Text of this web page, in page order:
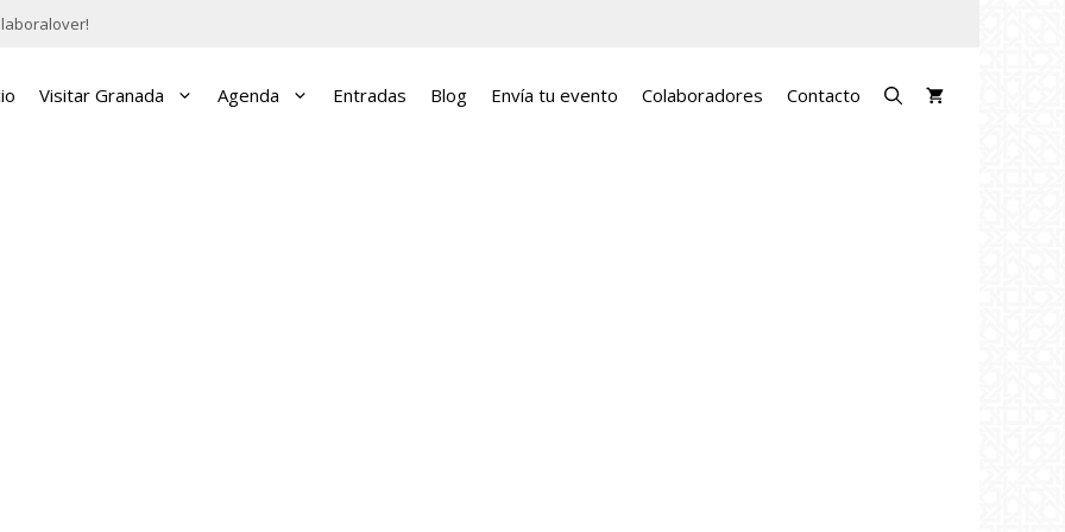
Visitar Granada Agenda Entradas Blog Envía tu evento Colaboradores Contacto